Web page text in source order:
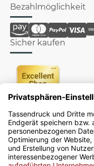
Bezahlmöglichkeit
Sicher kaufen